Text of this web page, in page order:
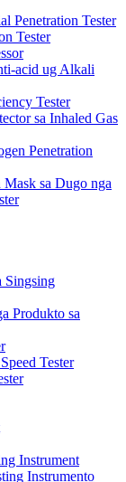
Penetration Tester
Tester
acid ug Alkali
Tester
sa Inhaled Gas
Penetration
Mask sa Dugo nga
Singsing
Produkto sa
​​Tester
Instrument
Instrumento